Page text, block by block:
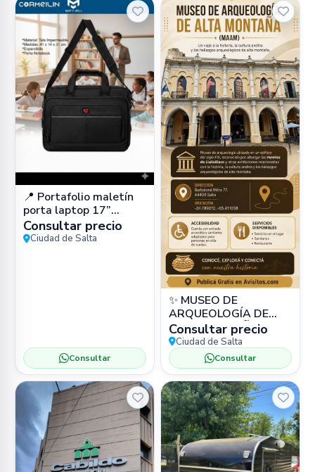
📍 Portafolio maletín
porta laptop 17”
impermeable (cuero
PU) en Zona Sur, Salta
Consultar precio
Ciudad de Salta
Consultar
✨ MUSEO DE
ARQUEOLOGÍA DE
ALTA MONTAÑA
(MAAM) 📍 Bartolomé
Mitre 77, Salta 🏛️
Museo
Consultar precio
Ciudad de Salta
Consultar